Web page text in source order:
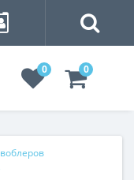
0 0